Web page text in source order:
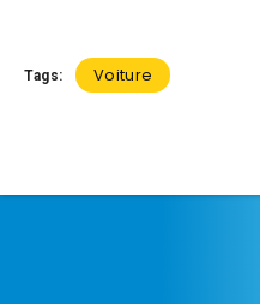
Tags: Voiture